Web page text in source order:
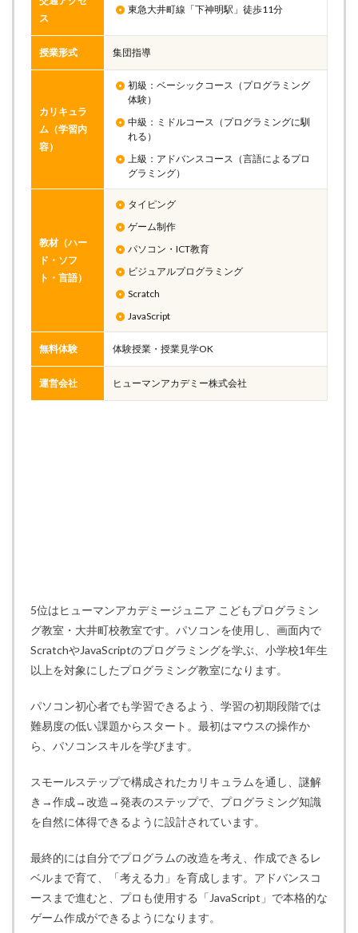
ス
東急大井町線「下神明駅」徒歩11分
授業形式 集団指導
カリキュラ
ム（学習内
容）
初級：ベーシックコース（プログラミング
体験）
中級：ミドルコース（プログラミングに馴
れる）
上級：アドバンスコース（言語によるプロ
グラミング）
教材（ハー
ド・ソフ
ト・言語）
タイピング
ゲーム制作
パソコン・ICT教育
ビジュアルプログラミング
Scratch
JavaScript
無料体験 体験授業・授業見学OK
運営会社 ヒューマンアカデミー株式会社
5位はヒューマンアカデミージュニア こどもプログラミン
グ教室・大井町校教室です。パソコンを使用し、画面内で
ScratchやJavaScriptのプログラミングを学ぶ、小学校1年生
以上を対象にしたプログラミング教室になります。
パソコン初心者でも学習できるよう、学習の初期段階では
難易度の低い課題からスタート。最初はマウスの操作か
ら、パソコンスキルを学びます。
スモールステップで構成されたカリキュラムを通し、謎解
き→作成→改造→発表のステップで、プログラミング知識
を自然に体得できるように設計されています。
最終的には自分でプログラムの改造を考え、作成できるレ
ベルまで育て、「考える力」を育成します。アドバンスコ
ースまで進むと、プロも使用する「JavaScript」で本格的な
ゲーム作成ができるようになります。